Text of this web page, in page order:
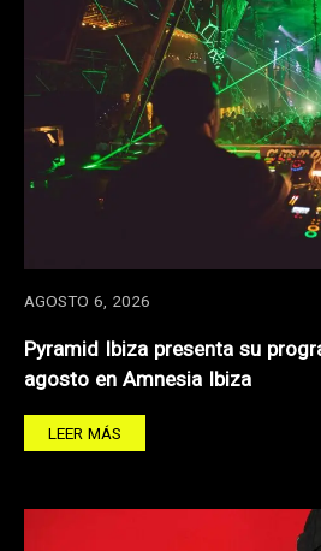
AGOSTO 6, 2026
Pyramid Ibiza presenta su
agosto en Amnesia Ibiza
LEER MÁS